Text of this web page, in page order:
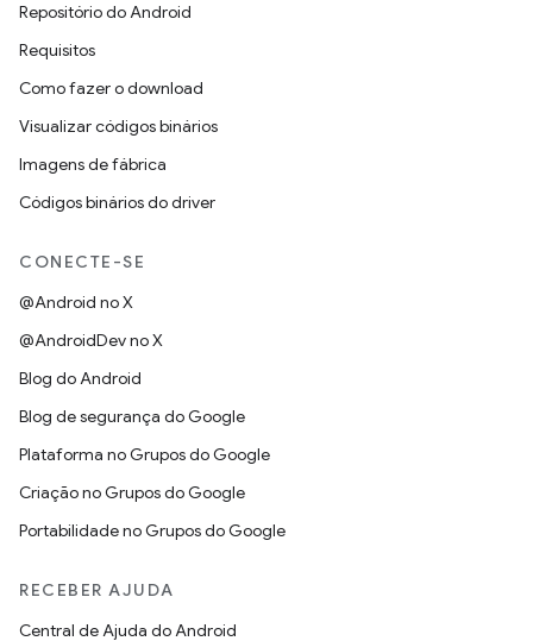
Repositório do Android
Requisitos
Como fazer o download
Visualizar códigos binários
Imagens de fábrica
Códigos binários do driver
CONECTE-SE
@Android no X
@AndroidDev no X
Blog do Android
Blog de segurança do Google
Plataforma no Grupos do Google
Criação no Grupos do Google
Portabilidade no Grupos do Google
RECEBER AJUDA
Central de Ajuda do Android